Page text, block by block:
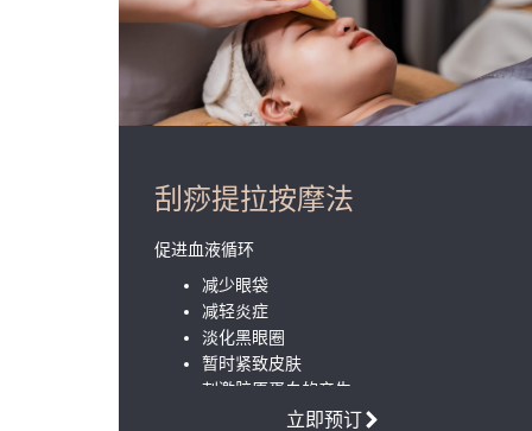
刮痧提拉按摩法
促进血液循环
减少眼袋
减轻炎症
淡化黑眼圈
暂时紧致皮肤
刺激胶原蛋白的产生
立即预订